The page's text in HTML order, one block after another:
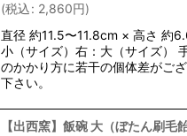
(税込: 2,860円)
直径 約11.5〜11.8cm × 高さ 約
小（サイズ）右：大（サイズ）
のかかり方に若干の個体差がご
下さい。
【出西窯】飯碗 大（ぼたん刷毛飴